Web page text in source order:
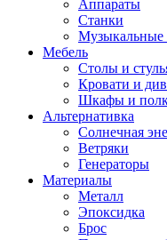
Аппараты
Станки
Музыкальные
Мебель
Столы и
Кровати и
Шкафы и
Альтернативка
Солнечная
Ветряки
Генераторы
Материалы
Металл
Эпоксидка
Брос